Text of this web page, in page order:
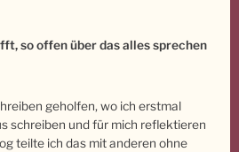
so offen über das alles sprechen
geholfen, wo ich erstmal
schreiben und für mich reflektieren
teilte ich das mit anderen ohne